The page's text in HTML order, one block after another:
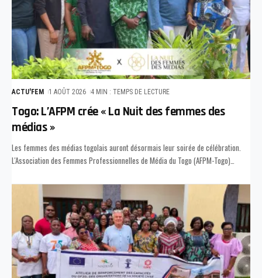
ACTU'FEM 1 AOÛT 2026 4 MIN : TEMPS DE LECTURE
Togo: L’AFPM crée « La Nuit des femmes des
médias »
Les femmes des médias togolais auront désormais leur soirée de célébration.
L'Association des Femmes Professionnelles de Média du Togo (AFPM-Togo)